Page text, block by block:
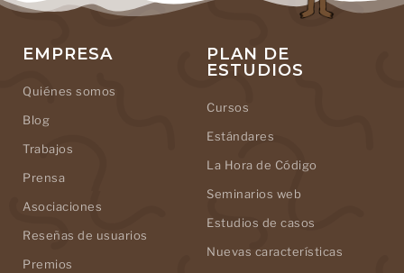
EMPRESA
Quiénes somos
Blog
Trabajos
Prensa
Asociaciones
Reseñas de usuarios
Premios
PLAN DE
ESTUDIOS
Cursos
Estándares
La Hora de Código
Seminarios web
Estudios de casos
Nuevas características